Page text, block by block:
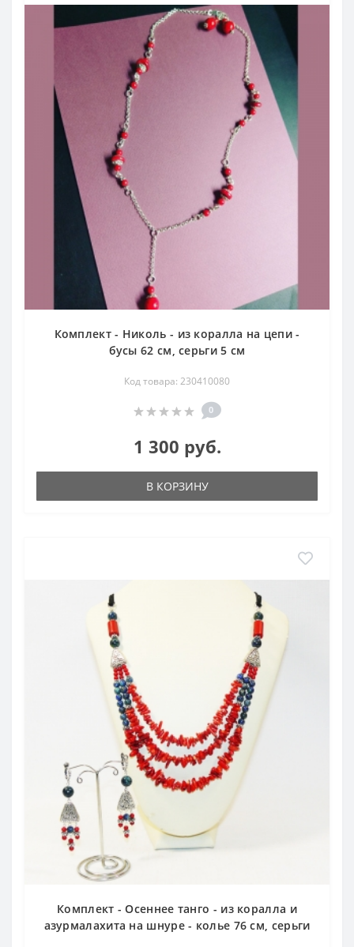
Комплект - Николь - из коралла на цепи -
бусы 62 см, серьги 5 см
Код товара: 230410080
0
1 300 руб.
В КОРЗИНУ
Комплект - Осеннее танго - из коралла и
азурмалахита на шнуре - колье 76 см, серьги